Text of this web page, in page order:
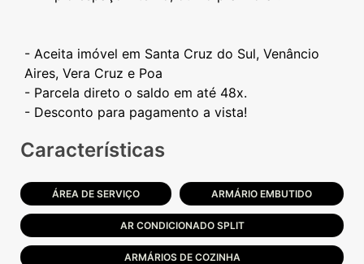
- Aceita imóvel em Santa Cruz do Sul, Venâncio
Aires, Vera Cruz e Poa
- Parcela direto o saldo em até 48x.
Características
ÁREA DE SERVIÇO ARMÁRIO EMBUTIDO
AR CONDICIONADO SPLIT
ARMÁRIOS DE COZINHA